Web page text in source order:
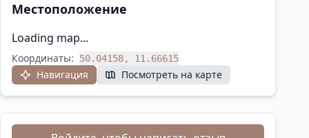
Местоположение
Loading map...
Координаты: 50.04158, 11.66615
Навигация Посмотреть на карте